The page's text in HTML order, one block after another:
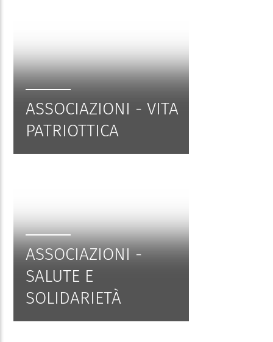
ASSOCIAZIONI - VITA
PATRIOTTICA
ASSOCIAZIONI -
SALUTE E
SOLIDARIETÀ